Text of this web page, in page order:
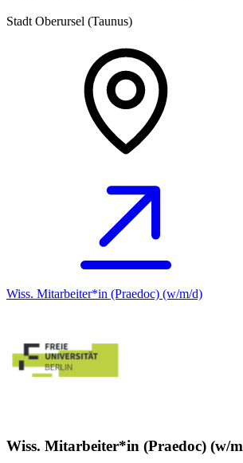
Stadt Oberursel (Taunus)
Wiss. Mitarbeiter*in (Praedoc) (w/m/d)
Wiss. Mitarbeiter*in (Praedoc) (w/